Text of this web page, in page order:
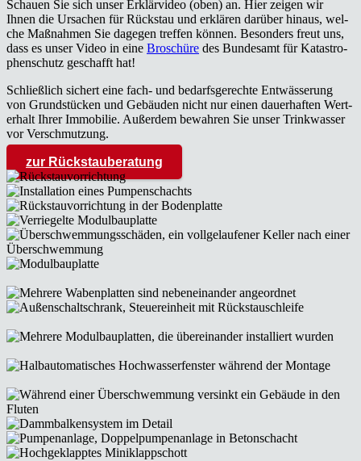
Schau­en Sie sich unser Erklär­vi­deo (oben) an. Hier zei­gen wir
Ihnen die Ursa­chen für Rück­stau und erklä­ren dar­über hin­aus, wel­
che Maß­nah­men Sie dage­gen tref­fen kön­nen. Beson­ders freut uns,
dass es unser Video in eine Bro­schü­re des Bun­des­amt für Kata­stro­
phen­schutz geschafft hat!
Schließ­lich sichert eine fach- und bedarfs­ge­rech­te Ent­wäs­se­rung
von Grund­stü­cken und Gebäu­den nicht nur einen dau­er­haf­ten Wert­
erhalt Ihrer Immo­bi­lie. Außer­dem bewah­ren Sie unser Trink­was­ser
vor Ver­schmut­zung.
zur Rück­stau­be­ra­tung